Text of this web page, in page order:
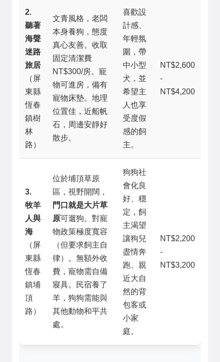
2.
聽著
海聲
迷路
旅居
（屏
東縣
恆春
鎮樹
林
路）
文青風格，老闆
本身養狗，態度
真心友善。收取
固定清潔費
NT$300/房。寵
物可進房，備有
寵物床墊。地理
位置佳，近船帆
石，周邊安靜好
散步。
喜歡設
計感、
年輕氛
圍，帶
中小型
犬，並
希望主
人也享
受度假
感的飼
主。
NT$2,600
-
NT$4,200
3.
牧羊
人與
海
（屏
東縣
恆春
鎮埔
頂
路）
位於埔頂草原
區，視野開闊，
門口就是大片草
原可遛狗。對寵
物政策極度寬容
（但要求飼主自
律）。無額外收
費，寵物需自備
寢具。民宿養了
羊，狗狗需能與
其他動物和平共
處。
狗狗社
會化良
好、穩
定，飼
主渴望
讓狗兒
盡情奔
跑、親
近大自
然的背
包客或
小家
庭。
NT$2,200
-
NT$3,200